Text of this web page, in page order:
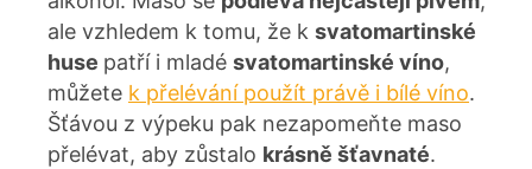
ale vzhledem k tomu, že k svatomartinské
huse patří i mladé svatomartinské víno,
můžete k přelévání použít právě i bílé víno.
Šťávou z výpeku pak nezapomeňte maso
přelévat, aby zůstalo krásně šťavnaté.